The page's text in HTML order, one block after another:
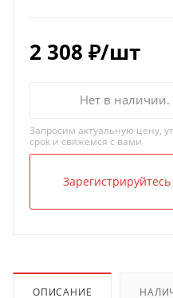
2 308 ₽/шт
Нет в наличии.
Запросим актуальную цену,
срок и свяжемся с вами
ОПИСАНИЕ